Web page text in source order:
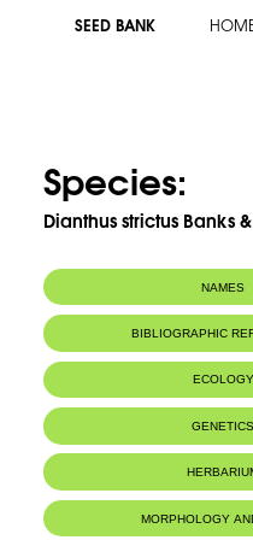
SEED BANK
Species:
Dianthus strictus Banks
NAMES
Common name: Oeillet raide
Arabic name: قرنفل قائم
BIBLIOGRAPHIC
ECOLOGY
Terrain en
MORPHOLOGY